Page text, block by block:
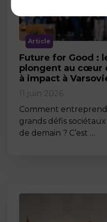
Article
Future for Good :
plongent au cœur
à impact à
11 juin 2026
Comment
grands défis
de demain ? C’est …